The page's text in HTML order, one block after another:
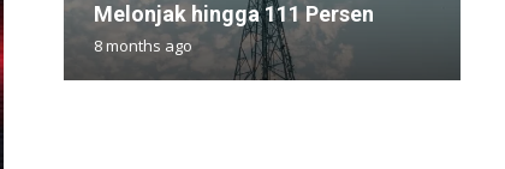
Melonjak hingga 111 Persen
8 months ago